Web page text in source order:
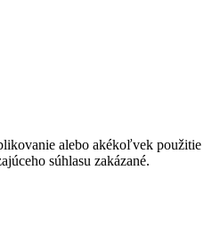
alebo akékoľvek použitie
súhlasu zakázané.